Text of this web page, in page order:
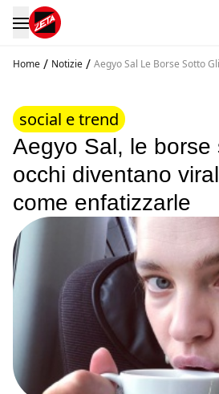
Home / Notizie / Aegyo Sal Le Borse Sotto
social e trend
Aegyo Sal, le borse
occhi diventano
come enfatizzarle